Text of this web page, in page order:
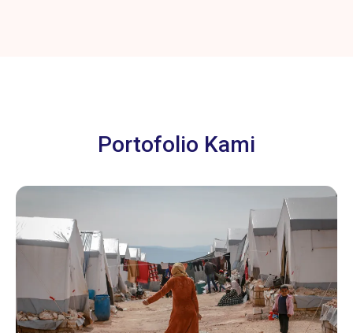
Portofolio Kami